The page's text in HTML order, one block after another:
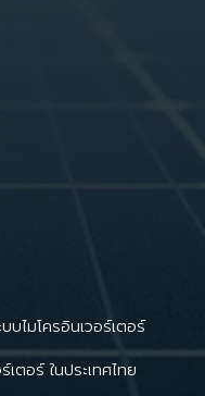
บไมโครอินเวอร์เตอร์
เตอร์ ในประเทศไทย